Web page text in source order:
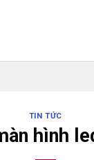
TIN TỨC
hình